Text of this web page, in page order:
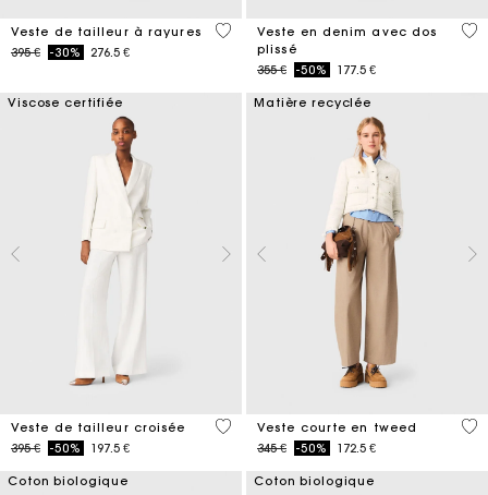
Veste de tailleur à rayures
Price reduced from
395 €to-30% 276.5 €
5 out of 5 Customer Rating
Veste en denim avec dos
plissé
Price reduced from
355 €to-50% 177.5 €
5
Viscose certifiée
Veste de tailleur croisée
Price reduced from
395 €to-50% 197.5 €
5 out of 5 Customer Rating
Matière recyclée
Veste courte en tweed
Price reduced from
345 €to-50% 172.5 €
3,4
Coton biologique Coton biologique